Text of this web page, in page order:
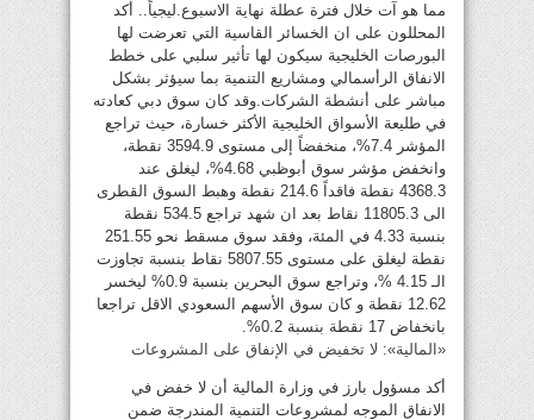
مما هو آت خلال فترة عطلة نهاية الاسبوع.ليجياً.. أكد
المحللون على ان الخسائر القاسية التي تعرضت لها
البورصات الخليجية سيكون لها تأثير سلبي على خطط
الانفاق الرأسمالي ومشاريع التنمية بما سيؤثر بشكل
مباشر على أنشطة الشركات.وقد كان سوق دبي كعادته
في طليعة الأسواق الخليجية الأكثر خسارة، حيث تراجع
المؤشر 7.4%، منخفضاً إلى مستوى 3594.9 نقطة،
وانخفض مؤشر سوق أبوظبي 4.68%، ليغلق عند
4368.3 نقطة فاقداً 214.6 نقطة وهبط السوق القطرى
الى 11805.3 نقاط بعد ان شهد تراجع 534.5 نقطة
بنسبة 4.33 في المئة، وفقد سوق مسقط نحو 251.55
نقطة ليغلق على مستوى 5807.55 نقاط بنسبة تجاوزت
الـ 4.15 %، وتراجع سوق البحرين بنسبة 0.9% ليخسر
12.62 نقطة و كان سوق الأسهم السعودي الاقل تراجعا
بانخفاض 17 نقطة بنسبة 0.2%.
«المالية»: لا تخفيض في الإنفاق على المشروعات
أكد مسؤول بارز في وزارة المالية أن لا خفض في
الانفاق الموجه لمشروعات التنمية المندرجة ضمن